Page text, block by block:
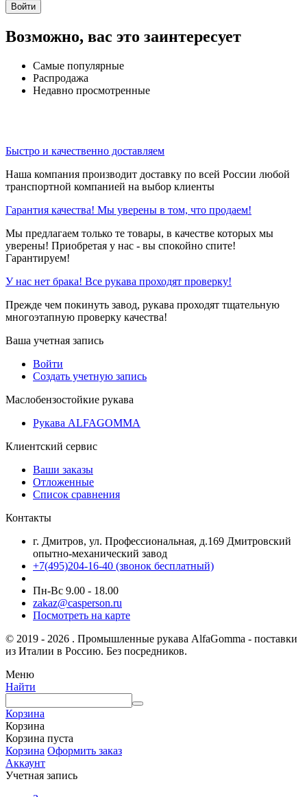
Войти
Возможно, вас это заинтересует
Самые популярные
Распродажа
Недавно просмотренные
Быстро и качественно доставляем
Наша компания производит доставку по всей России любой
транспортной компанией на выбор клиенты
Гарантия качества! Мы уверены в том, что продаем!
Мы предлагаем только те товары, в качестве которых мы
уверены! Приобретая у нас - вы спокойно спите!
Гарантируем!
У нас нет брака! Все рукава проходят проверку!
Прежде чем покинуть завод, рукава проходят тщательную
многоэтапную проверку качества!
Ваша учетная запись
Войти
Создать учетную запись
Маслобензостойкие рукава
Рукава ALFAGOMMA
Клиентский сервис
Ваши заказы
Отложенные
Список сравнения
Контакты
г. Дмитров, ул. Профессиональная, д.169 Дмитровский
опытно-механический завод
+7(495)204-16-40 (звонок бесплатный)
Пн-Вс 9.00 - 18.00
zakaz@casperson.ru
Посмотреть на карте
© 2019 - 2026 . Промышленные рукава AlfaGomma - поставки
из Италии в Россию. Без посредников.
Меню
Найти
Корзина
Корзина
Корзина пуста
Корзина Оформить заказ
Аккаунт
Учетная запись